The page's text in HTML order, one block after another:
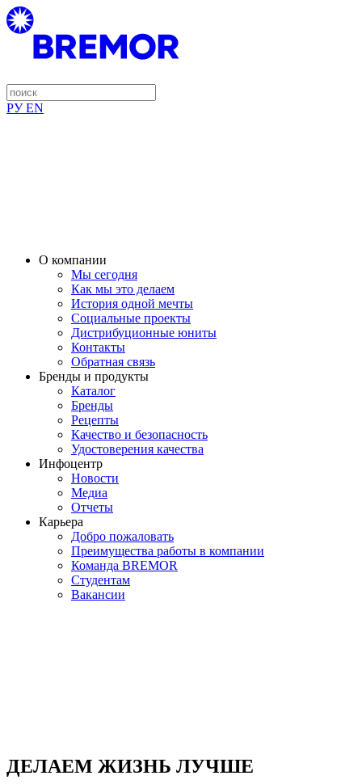
РУ EN
О компании
Мы сегодня
Как мы это делаем
История одной мечты
Социальные проекты
Дистрибуционные юниты
Контакты
Обратная связь
Бренды и продукты
Каталог
Бренды
Рецепты
Качество и безопасность
Удостоверения качества
Инфоцентр
Новости
Медиа
Отчеты
Карьера
Добро пожаловать
Преимущества работы в компании
Команда BREMOR
Студентам
Вакансии
ДЕЛАЕМ ЖИЗНЬ ЛУЧШЕ